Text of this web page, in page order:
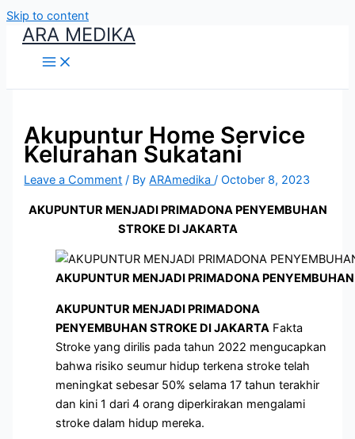
Skip to content
ARA MEDIKA
Akupuntur Home Service
Kelurahan Sukatani
Leave a Comment / ByARAmedika/October 8, 2023
AKUPUNTUR MENJADI PRIMADONA PENYEMBUHAN
STROKE DI JAKARTA
AKUPUNTUR MENJADI PRIMADONA
AKUPUNTUR MENJADI PRIMADONA
PENYEMBUHAN STROKE DI JAKARTA Fakta
Stroke yang dirilis pada tahun 2022 mengucapkan
bahwa risiko seumur hidup terkena stroke telah
meningkat sebesar 50% selama 17 tahun terakhir
dan kini 1 dari 4 orang diperkirakan mengalami
stroke dalam hidup mereka.